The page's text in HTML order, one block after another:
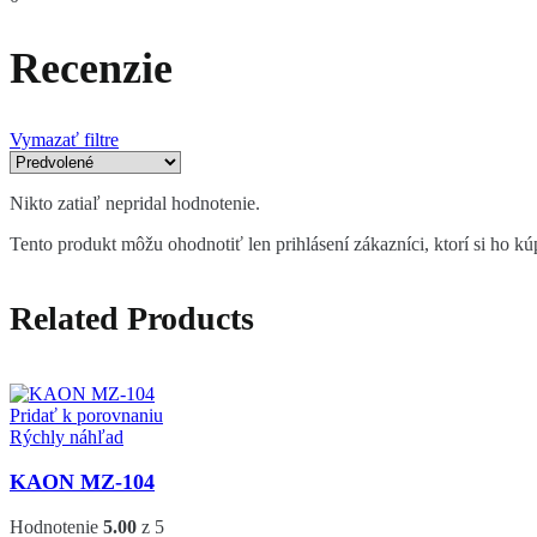
Recenzie
Vymazať filtre
Nikto zatiaľ nepridal hodnotenie.
Tento produkt môžu ohodnotiť len prihlásení zákazníci, ktorí si ho
Related Products
Pridať k porovnaniu
Rýchly náhľad
KAON MZ-104
Hodnotenie 5.00 z 5